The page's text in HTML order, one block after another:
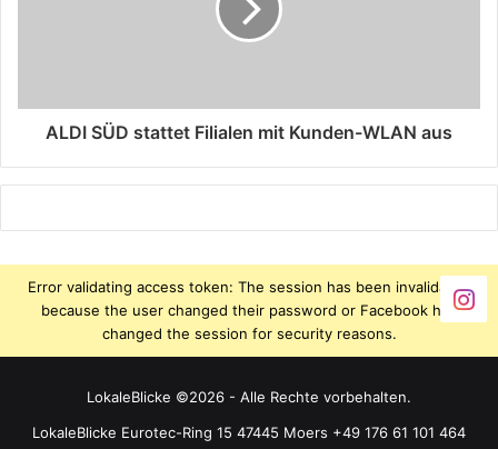
ALDI SÜD stattet Filialen mit Kunden-WLAN aus
Error validating access token: The session has been invalidated
because the user changed their password or Facebook has
changed the session for security reasons.
LokaleBlicke ©2026 - Alle Rechte vorbehalten.
LokaleBlicke Eurotec-Ring 15 47445 Moers +49 176 61 101 464